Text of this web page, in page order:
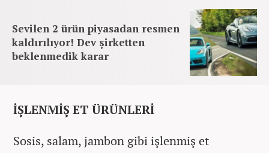
Sevilen 2 ürün piyasadan resmen
kaldırılıyor! Dev şirketten
beklenmedik karar
İŞLENMİŞ ET ÜRÜNLERİ
Sosis, salam, jambon gibi işlenmiş et